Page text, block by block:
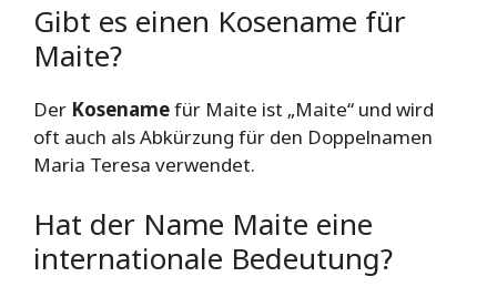
Gibt es einen Kosename für
Maite?
Der Kosenamefür Maite ist „Maite“ und wird
oft auch als Abkürzung für den Doppelnamen
Maria Teresa verwendet.
Hat der Name Maite eine
internationale Bedeutung?